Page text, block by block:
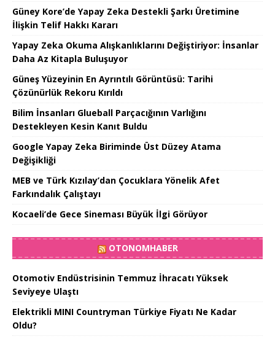
Güney Kore’de Yapay Zeka Destekli Şarkı Üretimine
İlişkin Telif Hakkı Kararı
Yapay Zeka Okuma Alışkanlıklarını Değiştiriyor: İnsanlar
Daha Az Kitapla Buluşuyor
Güneş Yüzeyinin En Ayrıntılı Görüntüsü: Tarihi
Çözünürlük Rekoru Kırıldı
Bilim İnsanları Glueball Parçacığının Varlığını
Destekleyen Kesin Kanıt Buldu
Google Yapay Zeka Biriminde Üst Düzey Atama
Değişikliği
MEB ve Türk Kızılay’dan Çocuklara Yönelik Afet
Farkındalık Çalıştayı
Kocaeli’de Gece Sineması Büyük İlgi Görüyor
OTONOMHABER
Otomotiv Endüstrisinin Temmuz İhracatı Yüksek
Seviyeye Ulaştı
Elektrikli MINI Countryman Türkiye Fiyatı Ne Kadar
Oldu?